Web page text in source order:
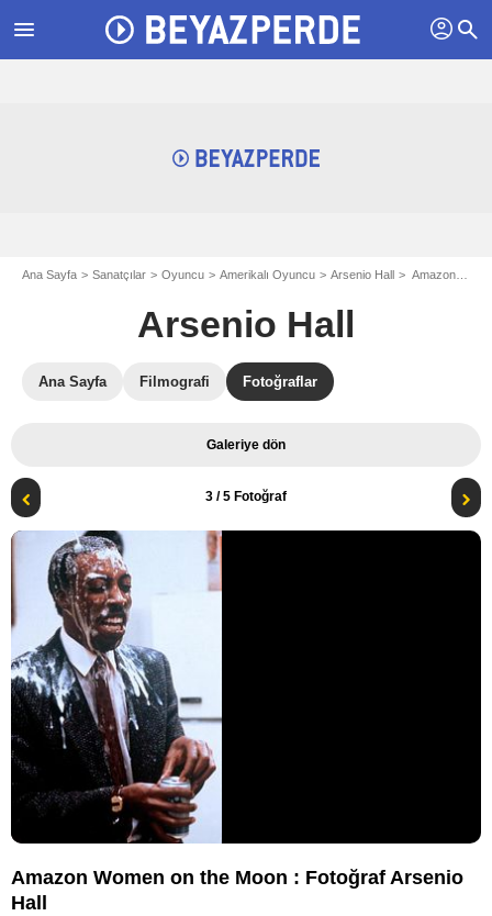
menu profil search
Ana Sayfa Sanatçılar Oyuncu Amerikalı Oyuncu Arsenio Hall Amazon Women on the Moon : Fotoğraf Arsenio Hall
Arsenio Hall
Ana Sayfa Filmografi Fotoğraflar
Galeriye dön
3 / 5 Fotoğraf
Amazon Women on the Moon : Fotoğraf Arsenio
Hall